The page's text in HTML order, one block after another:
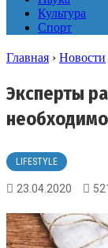
Культура
Спорт
Главная › Новости
Эксперты
LIFESTYLE
23.04.2020 521